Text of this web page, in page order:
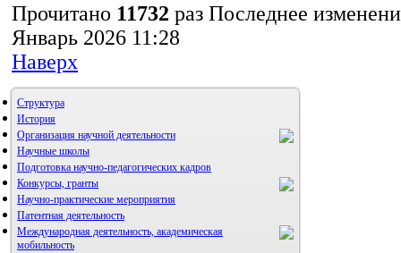
Прочитано 11732 раз Последнее
Январь 2026 11:28
Наверх
Структура
История
Организация научной деятельности
Научные школы
Подготовка научно-педагогических кадров
Конкурсы, гранты
Научно-практические мероприятия
Патентная деятельность
Международная деятельность, академическая
мобильность